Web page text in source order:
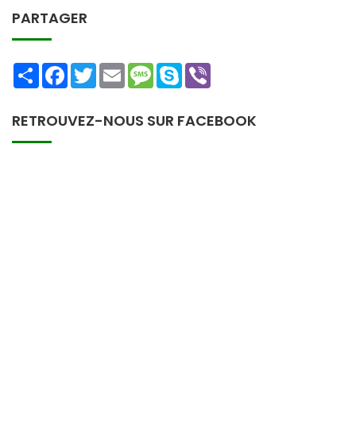
PARTAGER
ShareFacebookTwitterEmailMessage
Skype
RETROUVEZ-NOUS SUR FACEBOOK